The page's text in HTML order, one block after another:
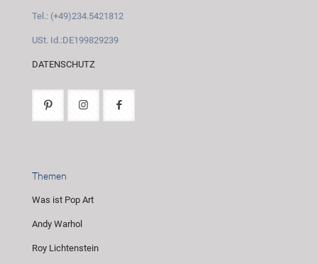
Tel.: (+49)234.5421812
USt. Id.:DE199829239
DATENSCHUTZ
Themen
Was ist Pop Art
Andy Warhol
Roy Lichtenstein